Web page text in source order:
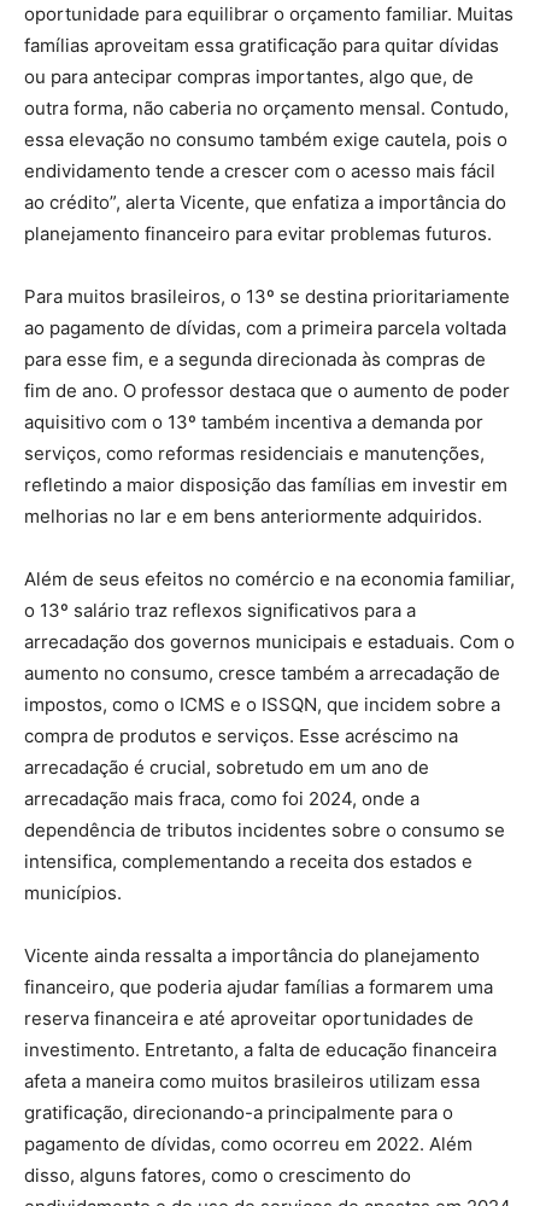
oportunidade para equilibrar o orçamento familiar. Muitas
famílias aproveitam essa gratificação para quitar dívidas
ou para antecipar compras importantes, algo que, de
outra forma, não caberia no orçamento mensal. Contudo,
essa elevação no consumo também exige cautela, pois o
endividamento tende a crescer com o acesso mais fácil
ao crédito”, alerta Vicente, que enfatiza a importância do
planejamento financeiro para evitar problemas futuros.
Para muitos brasileiros, o 13º se destina prioritariamente
ao pagamento de dívidas, com a primeira parcela voltada
para esse fim, e a segunda direcionada às compras de
fim de ano. O professor destaca que o aumento de poder
aquisitivo com o 13º também incentiva a demanda por
serviços, como reformas residenciais e manutenções,
refletindo a maior disposição das famílias em investir em
melhorias no lar e em bens anteriormente adquiridos.
Além de seus efeitos no comércio e na economia familiar,
o 13º salário traz reflexos significativos para a
arrecadação dos governos municipais e estaduais. Com o
aumento no consumo, cresce também a arrecadação de
impostos, como o ICMS e o ISSQN, que incidem sobre a
compra de produtos e serviços. Esse acréscimo na
arrecadação é crucial, sobretudo em um ano de
arrecadação mais fraca, como foi 2024, onde a
dependência de tributos incidentes sobre o consumo se
intensifica, complementando a receita dos estados e
municípios.
Vicente ainda ressalta a importância do planejamento
financeiro, que poderia ajudar famílias a formarem uma
reserva financeira e até aproveitar oportunidades de
investimento. Entretanto, a falta de educação financeira
afeta a maneira como muitos brasileiros utilizam essa
gratificação, direcionando-a principalmente para o
pagamento de dívidas, como ocorreu em 2022. Além
disso, alguns fatores, como o crescimento do